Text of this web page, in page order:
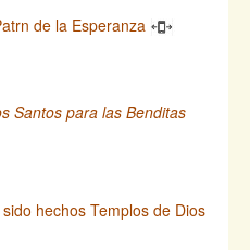
de la Esperanza
Santos para las Benditas
hechos Templos de Dios